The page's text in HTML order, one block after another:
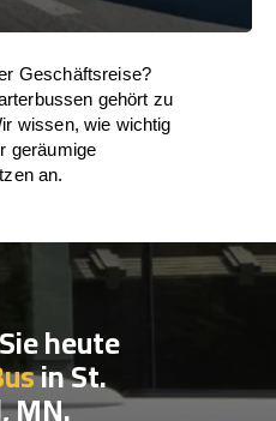
Geschäftsreise?
gehört zu
wissen, wie wichtig
geräumige
an.
heute
in St.
MN.